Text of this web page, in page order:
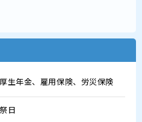
生年金、雇用保険、労災保険
日